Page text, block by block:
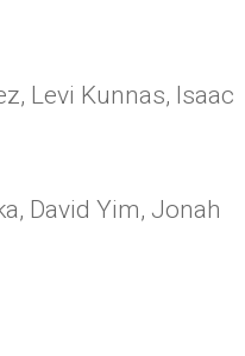
Levi Kunnas, Isaac
David Yim, Jonah